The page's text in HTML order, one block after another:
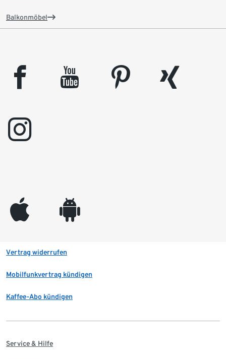
Balkonmöbel
facebook youtube pinterest
xing
instagram
appleinc android
Vertrag widerrufen
Mobilfunkvertrag kündigen
Kaffee-Abo kündigen
Service & Hilfe